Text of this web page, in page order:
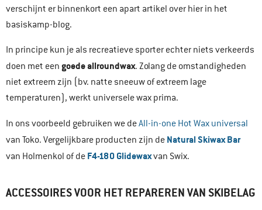
verschijnt er binnenkort een apart artikel over hier in het
basiskamp-blog.
In principe kun je als recreatieve sporter echter niets verkeerds
doen met een goede allroundwax. Zolang de omstandigheden
niet extreem zijn (bv. natte sneeuw of extreem lage
temperaturen), werkt universele wax prima.
In ons voorbeeld gebruiken we deAll-in-one Hot Wax universal
van Toko. Vergelijkbare producten zijn de Natural Skiwax Bar
van Holmenkol of de F4-180 Glidewaxvan Swix.
ACCESSOIRES VOOR HET REPAREREN VAN SKIBELAG